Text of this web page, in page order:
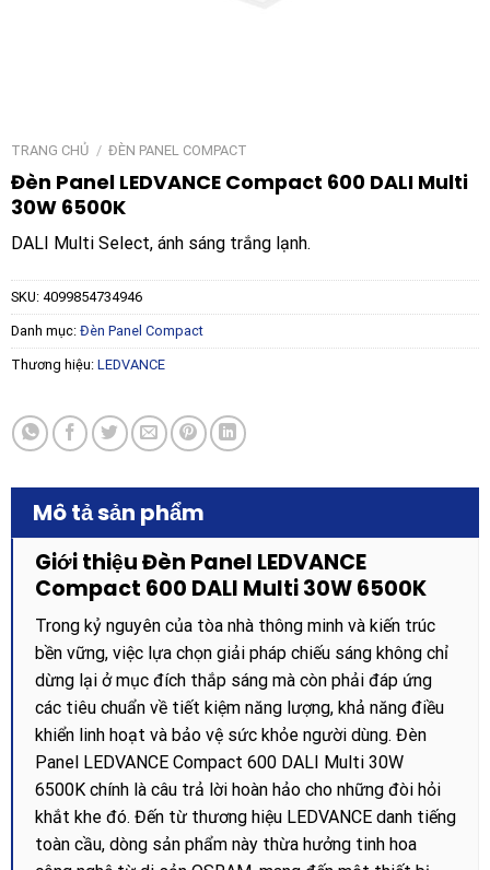
TRANG CHỦ / ĐÈN PANEL COMPACT
Đèn Panel LEDVANCE Compact 600 DALI Multi
30W 6500K
DALI Multi Select, ánh sáng trắng lạnh.
SKU: 4099854734946
Danh mục: Đèn Panel Compact
Thương hiệu: LEDVANCE
Mô tả sản phẩm
Giới thiệu Đèn Panel LEDVANCE
Compact 600 DALI Multi 30W 6500K
Trong kỷ nguyên của tòa nhà thông minh và kiến trúc
bền vững, việc lựa chọn giải pháp chiếu sáng không chỉ
dừng lại ở mục đích thắp sáng mà còn phải đáp ứng
các tiêu chuẩn về tiết kiệm năng lượng, khả năng điều
khiển linh hoạt và bảo vệ sức khỏe người dùng. Đèn
Panel LEDVANCE Compact 600 DALI Multi 30W
6500K chính là câu trả lời hoàn hảo cho những đòi hỏi
khắt khe đó. Đến từ thương hiệu LEDVANCE danh tiếng
toàn cầu, dòng sản phẩm này thừa hưởng tinh hoa